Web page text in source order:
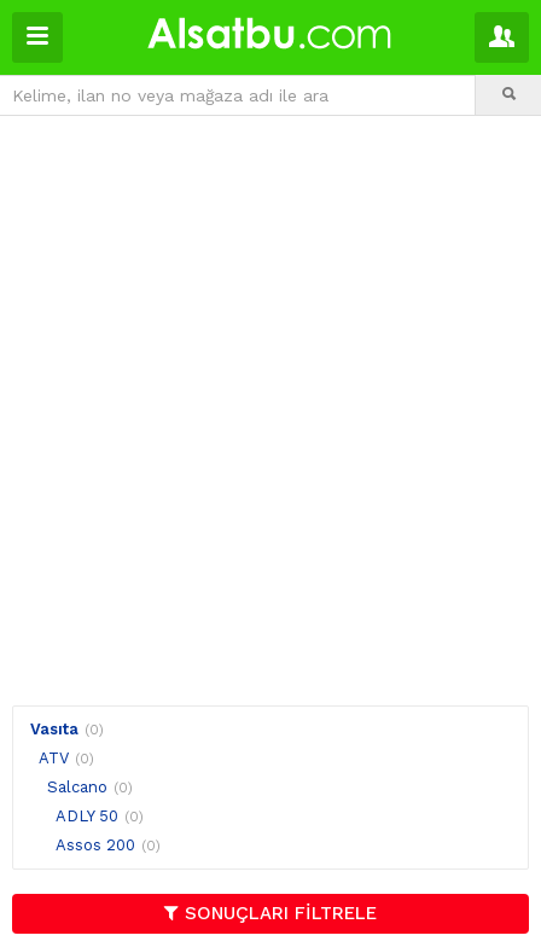
Vasıta (0)
ATV (0)
Salcano (0)
ADLY 50 (0)
Assos 200 (0)
SONUÇLARI FİLTRELE